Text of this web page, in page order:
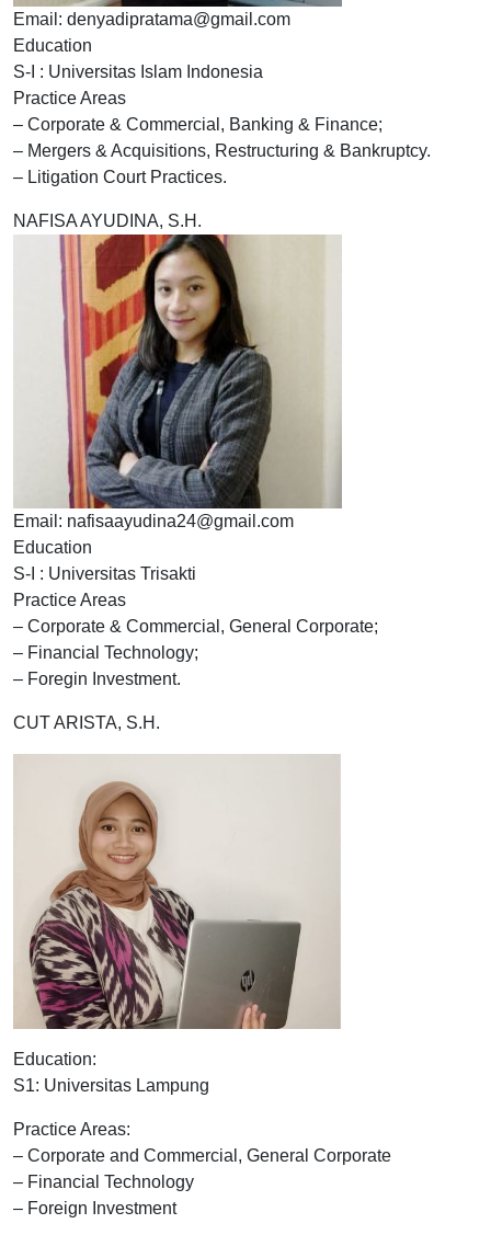
Email: denyadipratama@gmail.com
Education
S-I : Universitas Islam Indonesia
Practice Areas
– Corporate & Commercial, Banking & Finance;
– Mergers & Acquisitions, Restructuring & Bankruptcy.
– Litigation Court Practices.
NAFISA AYUDINA, S.H.
Email: nafisaayudina24@gmail.com
Education
S-I : Universitas Trisakti
Practice Areas
– Corporate & Commercial, General Corporate;
– Financial Technology;
– Foregin Investment.
CUT ARISTA, S.H.
Education:
S1: Universitas Lampung
Practice Areas:
– Corporate and Commercial, General Corporate
– Financial Technology
– Foreign Investment